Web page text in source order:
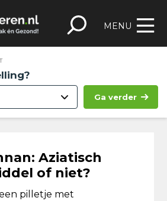
MENU
Ga verder
Aziatisch
of niet?
pilletje met